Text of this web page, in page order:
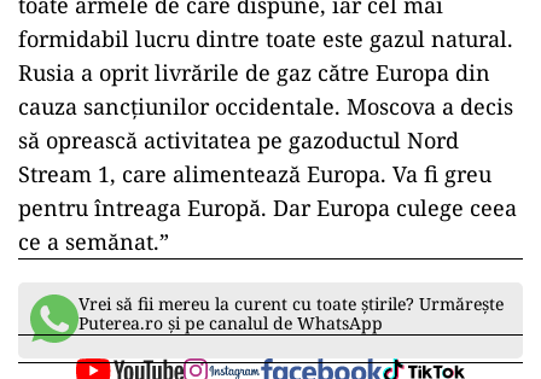
ad
Și, de asemenea, că Putin a fost împins să
folosească resursele energetice ca pârghie:
„Vladimir Putin folosește toate mijloacele și
toate armele de care dispune, iar cel mai